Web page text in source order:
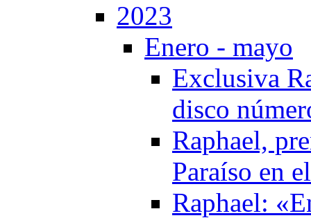
2023
Enero - mayo
Exclusiva
disco
Raphael,
Paraíso en
Raphael: